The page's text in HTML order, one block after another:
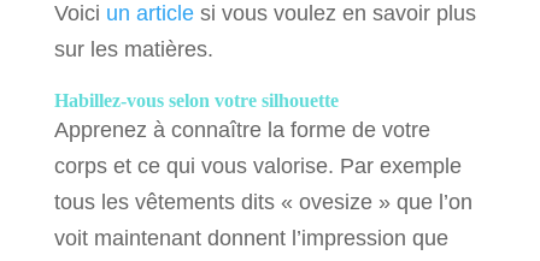
Voici un articlesi vous voulez en savoir plus
sur les matières.
Habillez-vous selon votre silhouette
Apprenez à connaître la forme de votre
corps et ce qui vous valorise. Par exemple
tous les vêtements dits « ovesize » que l’on
voit maintenant donnent l’impression que